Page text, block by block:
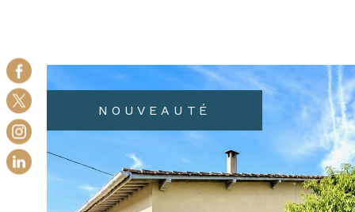
au sel avec terrasse aménagée, grande terrasse
cuisine d’été entièrement équipée, espace bar /
garage, carport, atelier, abri de jardin. Le tout sur
arboré et soigneusement entretenu, propice à la
propriété rare, pensée pour profiter pleinement de
tout au long de l’année. Les risques auxquels ce
exposé sont disponibles sur le site :
NOUVEAUTÉ